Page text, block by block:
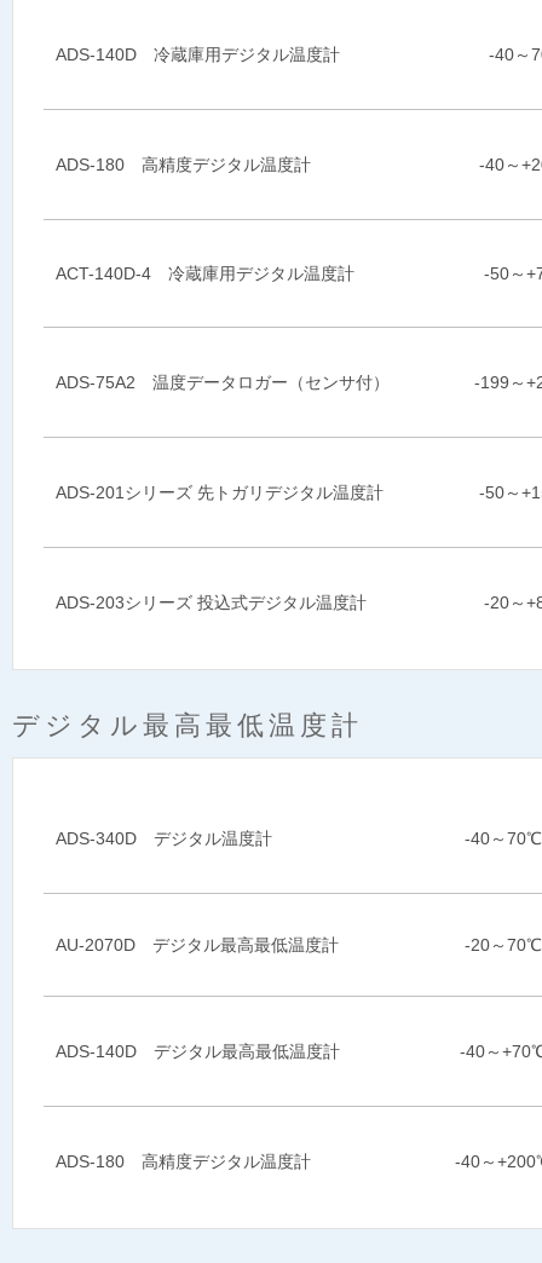
ADS-140D 冷蔵庫用デジタル温度計 -40～
ADS-180 高精度デジタル温度計 -40～
ACT-140D-4 冷蔵庫用デジタル温度計 -50～
ADS-75A2 温度データロガー（センサ付） -199～
ADS-201シリーズ 先トガリデジタル温度計 -50～
ADS-203シリーズ 投込式デジタル温度計 -20～
デジタル最高最低温度計
ADS-340D デジタル温度計 -40～70℃
AU-2070D デジタル最高最低温度計 -20～70℃
ADS-140D デジタル最高最低温度計 -40～
ADS-180 高精度デジタル温度計 -40～